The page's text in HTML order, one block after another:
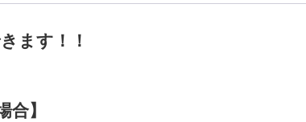
ます！！
合】